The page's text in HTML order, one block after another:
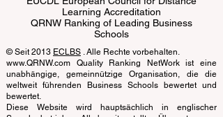
ECLBS European Council of Leading
Business Schools
EUCDL European Council for Distance
Learning Accreditation
QRNW Ranking of Leading Business
Schools
© Seit 2013ECLBS. Alle Rechte vorbehalten.
www.QRNW.com Quality Ranking NetWork ist eine
unabhängige, gemeinnützige Organisation, die die
weltweit führenden Business Schools bewertet und